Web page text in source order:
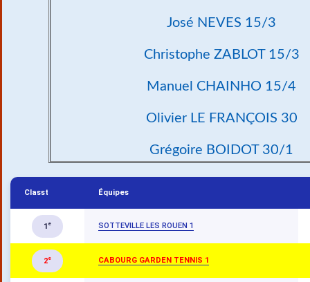
José NEVES 15/3
Christophe ZABLOT 15/3
Manuel CHAINHO 15/4
Olivier LE FRANÇOIS 30
Grégoire BOIDOT 30/1
Classt Équipes
1 e SOTTEVILLE LES ROUEN 1
2e CABOURG GARDEN TENNIS 1